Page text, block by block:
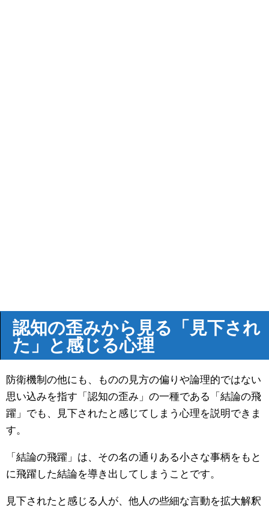
認知の歪みから見る「見下され
た」と感じる心理
防衛機制の他にも、ものの見方の偏りや論理的ではない
思い込みを指す「認知の歪み」の一種である「結論の飛
躍」でも、見下されたと感じてしまう心理を説明できま
す。
「結論の飛躍」は、その名の通りある小さな事柄をもと
に飛躍した結論を導き出してしまうことです。
見下されたと感じる人が、他人の些細な言動を拡大解釈